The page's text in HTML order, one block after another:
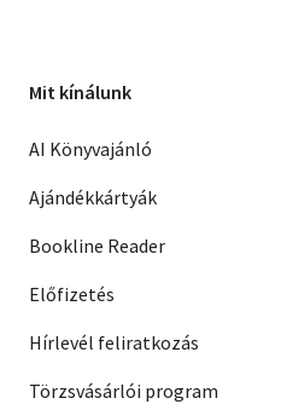
Mit kínálunk
AI Könyvajánló
Ajándékkártyák
Bookline Reader
Előfizetés
Hírlevél feliratkozás
Törzsvásárlói program